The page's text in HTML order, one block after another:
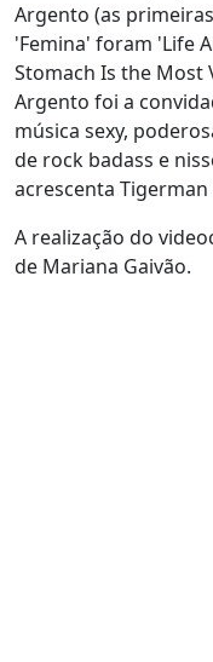
Argento (as
'Femina' foram 'Life
Stomach Is the Most
Argento foi a
música sexy,
de rock badass e
acrescenta
A realização do
de Mariana Gaivão.